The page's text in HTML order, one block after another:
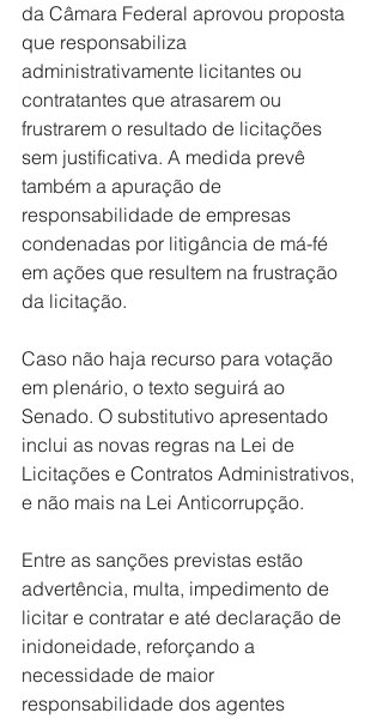
da Câmara Federal aprovou proposta
que responsabiliza
administrativamente licitantes ou
contratantes que atrasarem ou
frustrarem o resultado de licitações
sem justificativa. A medida prevê
também a apuração de
responsabilidade de empresas
condenadas por litigância de má-fé
em ações que resultem na frustração
da licitação.
Caso não haja recurso para votação
em plenário, o texto seguirá ao
Senado. O substitutivo apresentado
inclui as novas regras na Lei de
Licitações e Contratos Administrativos,
e não mais na Lei Anticorrupção.
Entre as sanções previstas estão
advertência, multa, impedimento de
licitar e contratar e até declaração de
inidoneidade, reforçando a
necessidade de maior
responsabilidade dos agentes